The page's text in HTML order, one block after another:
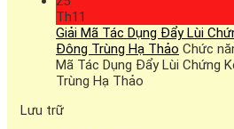
Th11
Giải Mã Tác Dụng Đẩy Lùi
Đông Trùng Hạ Thảo Chức
Mã Tác Dụng Đẩy Lùi Chứng
Trùng Hạ Thảo
Lưu trữ